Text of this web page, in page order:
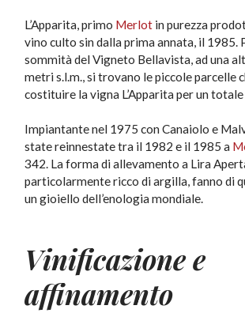
L’Apparita, primo Merlot in purezza
vino culto sin dalla prima annata, il 1985.
sommità del Vigneto Bellavista, ad una
metri s.l.m., si trovano le piccole parcelle
costituire la vigna L’Apparita per un
Impiantante nel 1975 con Canaiolo e
state reinnestate tra il 1982 e il 1985 a
342. La forma di allevamento a Lira
particolarmente ricco di argilla, fanno di
un gioiello dell’enologia mondiale.
Vinificazione e
affinamento